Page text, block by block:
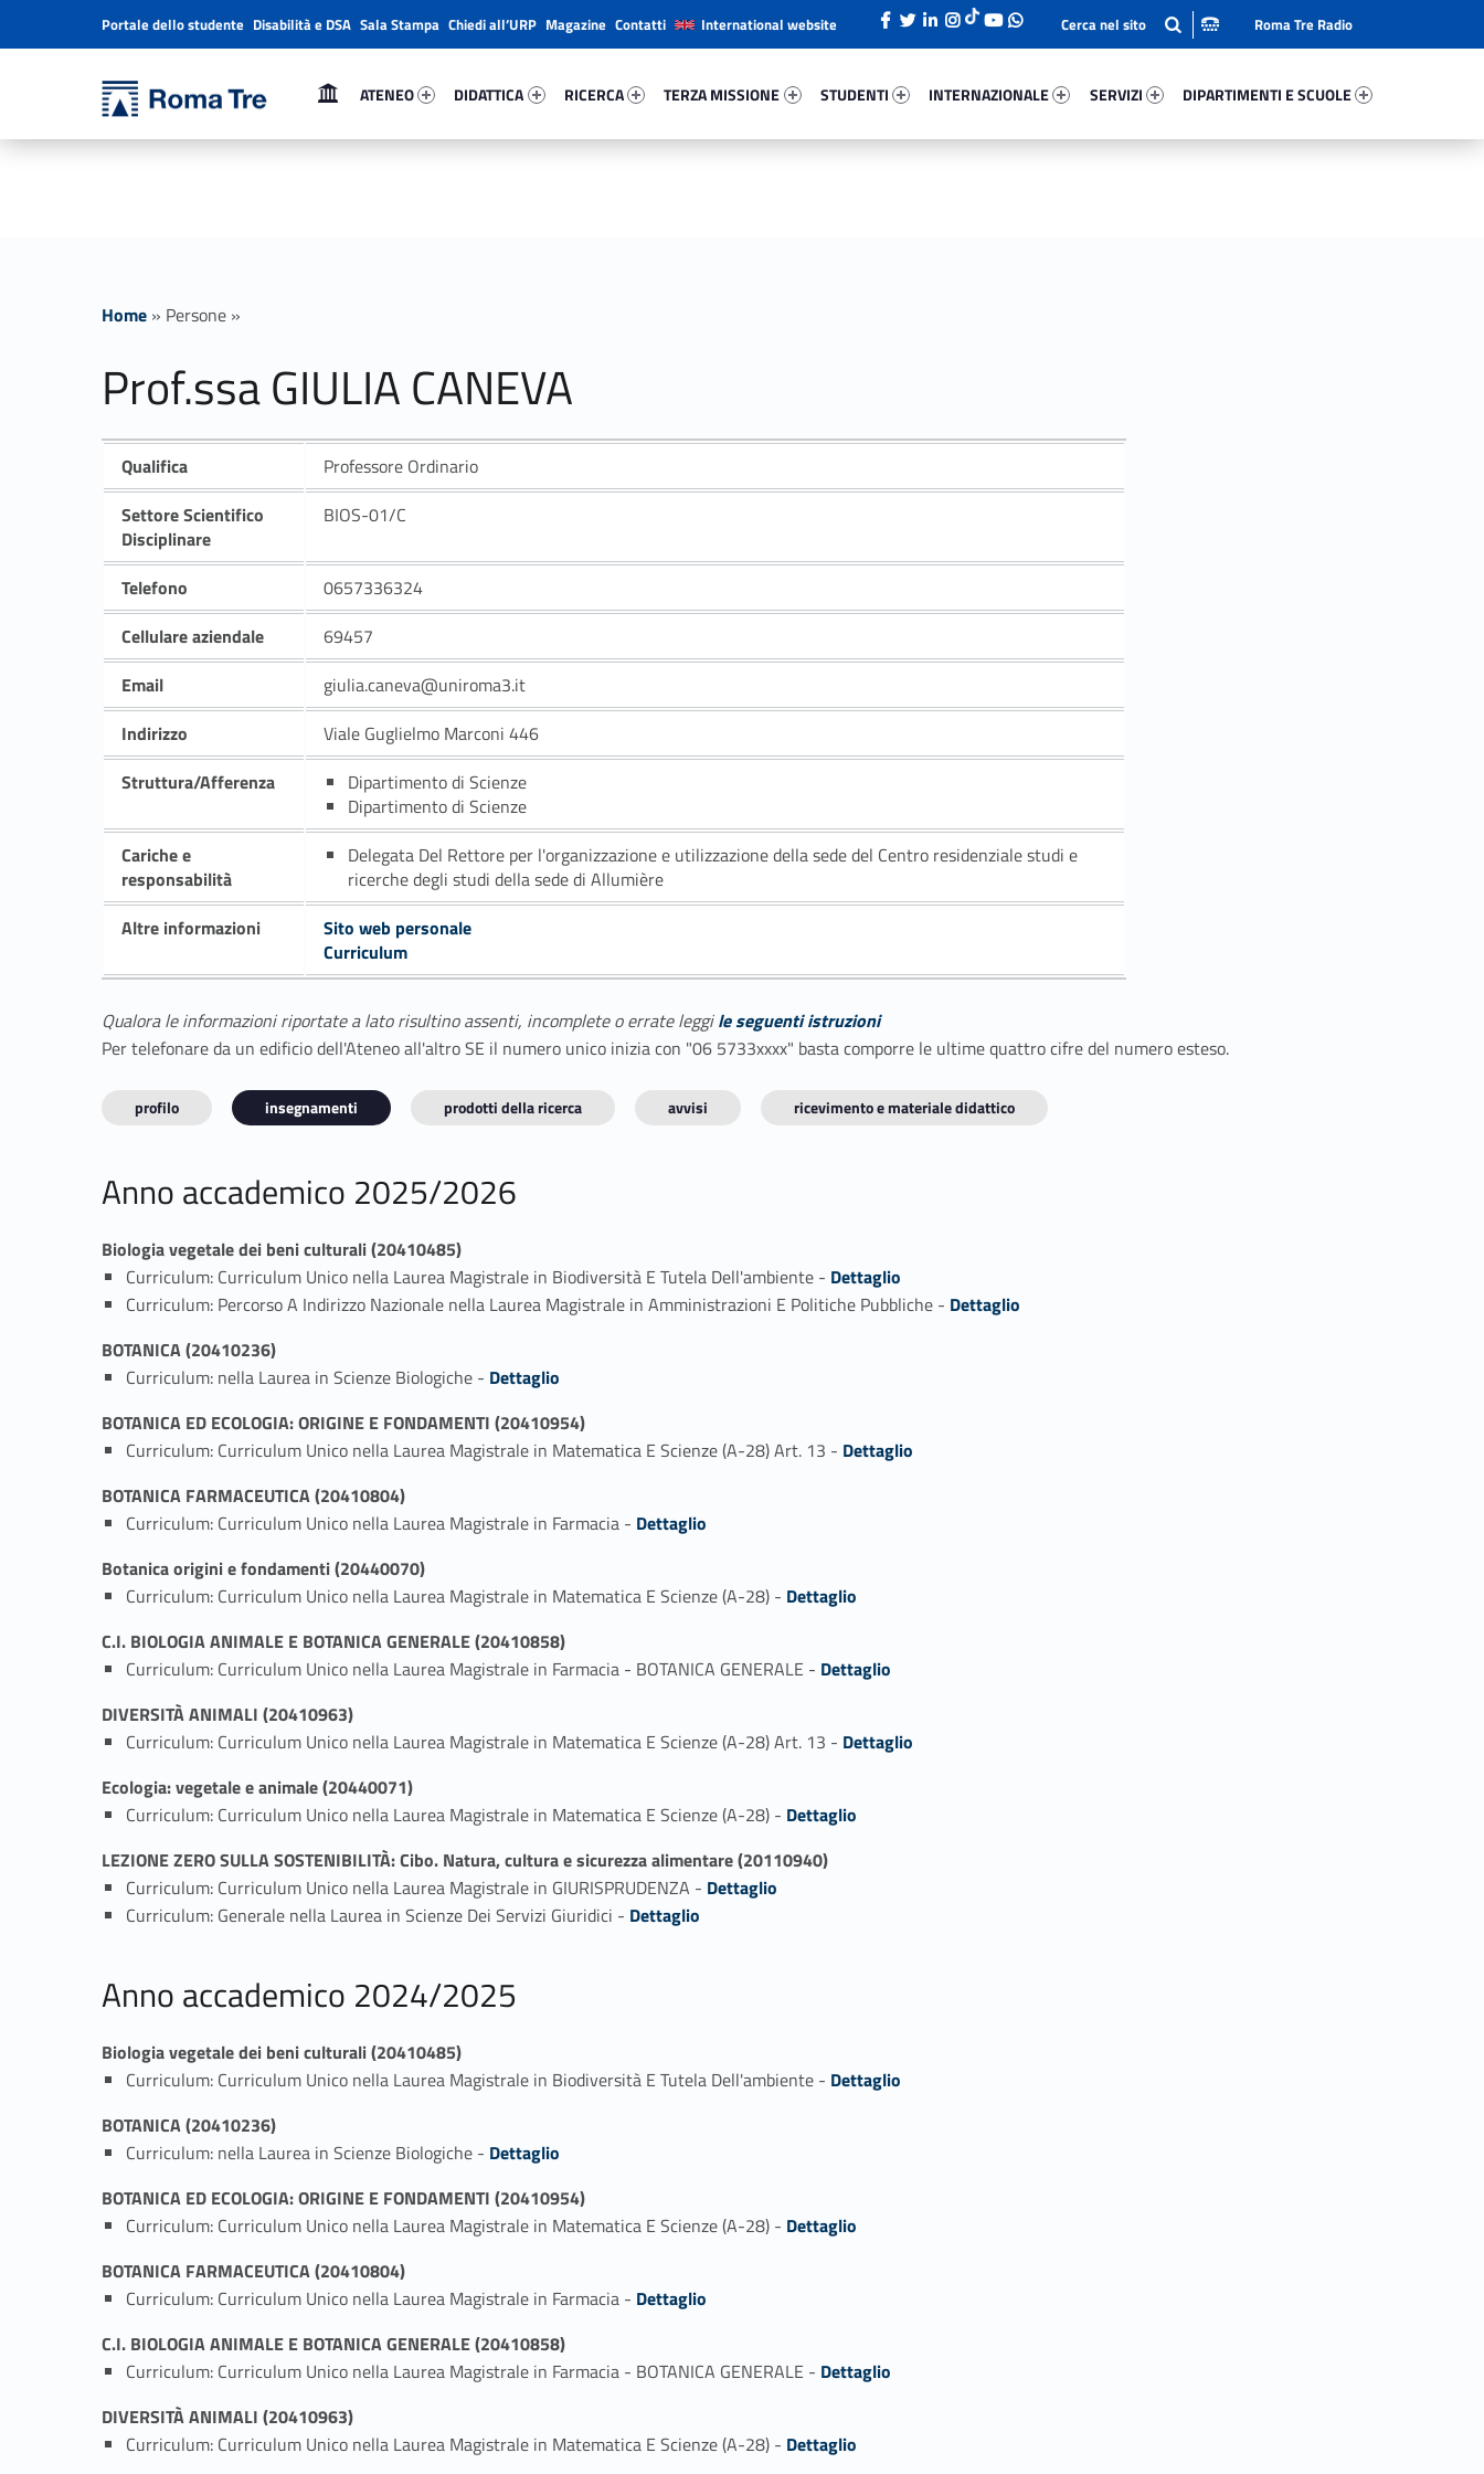
Prof.ssa GIULIA CANEVA insegnamenti - Università Roma Tre
Primary Menu
ATENEO
DIDATTICA
RICERCA
TERZA MISSIONE
STUDENTI
INTERNAZIONALE
SERVIZI
DIPARTIMENTI E SCUOLE
Header info sidebar
Portale dello studente Disabilità e DSA Sala Stampa Chiedi all’URP Magazine Contatti International website Roma Tre Radio
Home » Persone »
Prof.ssa GIULIA CANEVA
Qualifica
Professore Ordinario
Settore Scientifico
Disciplinare
BIOS-01/C
Telefono
0657336324
Cellulare aziendale
69457
Email
giulia.caneva@uniroma3.it
Indirizzo
Viale Guglielmo Marconi 446
Struttura/Afferenza
Dipartimento di Scienze
Dipartimento di Scienze
Cariche e
responsabilità
Delegata Del Rettore per l'organizzazione e utilizzazione della sede del Centro residenziale studi e
ricerche degli studi della sede di Allumière
Altre informazioni
Sito web personale
Curriculum
Qualora le informazioni riportate a lato risultino assenti, incomplete o errate leggile seguenti istruzioni
Per telefonare da un edificio dell'Ateneo all'altro SE il numero unico inizia con "06 5733xxxx" basta comporre le ultime quattro cifre del numero esteso.
profilo insegnamenti prodotti della ricerca avvisi ricevimento e materiale didattico
Anno accademico 2025/2026
Biologia vegetale dei beni culturali (20410485)
Curriculum: Curriculum Unico nella Laurea Magistrale in Biodiversità E Tutela Dell'ambiente - Link identifier #identifier_person_137204-1
Dettaglio
Curriculum: Percorso A Indirizzo Nazionale nella Laurea Magistrale in Amministrazioni E Politiche Pubbliche - Link identifier #identifier_person_64601-2
Dettaglio
BOTANICA (20410236)
Curriculum: nella Laurea in Scienze Biologiche - Link identifier #identifier_person_186620-1
Dettaglio
BOTANICA ED ECOLOGIA: ORIGINE E FONDAMENTI (20410954)
Curriculum: Curriculum Unico nella Laurea Magistrale in Matematica E Scienze (A-28) Art. 13 - Link identifier #identifier_person_138266-1
Dettaglio
BOTANICA FARMACEUTICA (20410804)
Curriculum: Curriculum Unico nella Laurea Magistrale in Farmacia - Link identifier #identifier_person_162042-1
Dettaglio
Botanica origini e fondamenti (20440070)
Curriculum: Curriculum Unico nella Laurea Magistrale in Matematica E Scienze (A-28) - Link identifier #identifier_person_188804-1
Dettaglio
C.I. BIOLOGIA ANIMALE E BOTANICA GENERALE (20410858)
Curriculum: Curriculum Unico nella Laurea Magistrale in Farmacia - BOTANICA GENERALE - Link identifier #identifier_person_103510-1
Dettaglio
DIVERSITÀ ANIMALI (20410963)
Curriculum: Curriculum Unico nella Laurea Magistrale in Matematica E Scienze (A-28) Art. 13 - Link identifier #identifier_person_100139-1
Dettaglio
Ecologia: vegetale e animale (20440071)
Curriculum: Curriculum Unico nella Laurea Magistrale in Matematica E Scienze (A-28) - Link identifier #identifier_person_191876-1
Dettaglio
LEZIONE ZERO SULLA SOSTENIBILITÀ: Cibo. Natura, cultura e sicurezza alimentare (20110940)
Curriculum: Curriculum Unico nella Laurea Magistrale in GIURISPRUDENZA - Link identifier #identifier_person_40055-1
Dettaglio
Curriculum: Generale nella Laurea in Scienze Dei Servizi Giuridici - Link identifier #identifier_person_154143-2
Dettaglio
Anno accademico 2024/2025
Biologia vegetale dei beni culturali (20410485)
Curriculum: Curriculum Unico nella Laurea Magistrale in Biodiversità E Tutela Dell'ambiente - Link identifier #identifier_person_86237-1
Dettaglio
BOTANICA (20410236)
Curriculum: nella Laurea in Scienze Biologiche - Link identifier #identifier_person_42121-1
Dettaglio
BOTANICA ED ECOLOGIA: ORIGINE E FONDAMENTI (20410954)
Curriculum: Curriculum Unico nella Laurea Magistrale in Matematica E Scienze (A-28) - Link identifier #identifier_person_184489-1
Dettaglio
BOTANICA FARMACEUTICA (20410804)
Curriculum: Curriculum Unico nella Laurea Magistrale in Farmacia - Link identifier #identifier_person_84966-1
Dettaglio
C.I. BIOLOGIA ANIMALE E BOTANICA GENERALE (20410858)
Curriculum: Curriculum Unico nella Laurea Magistrale in Farmacia - BOTANICA GENERALE - Link identifier #identifier_person_153172-1
Dettaglio
DIVERSITÀ ANIMALI (20410963)
Curriculum: Curriculum Unico nella Laurea Magistrale in Matematica E Scienze (A-28) - Link identifier #identifier_person_95811-1
Dettaglio